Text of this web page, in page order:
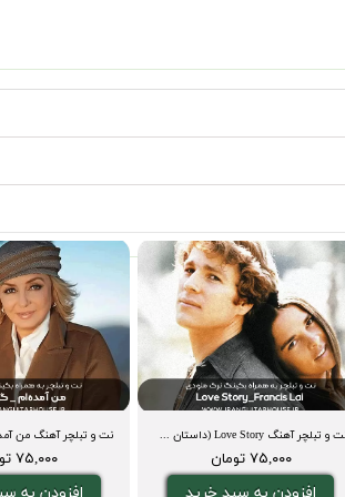
۷۵,۰۰۰ تومان
نت و تبلچر آهنگ Love Story (داستان عشق)+ بکینگ ترک و آکورد
۷۵,۰۰۰ تومان